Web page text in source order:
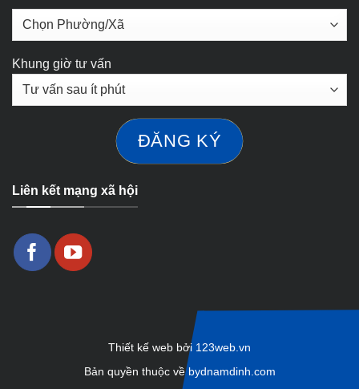
Khung giờ tư vấn
Liên kết mạng xã hội
Thiết kế web bởi 123web.vn
Bản quyền thuộc vềbydnamdinh.com